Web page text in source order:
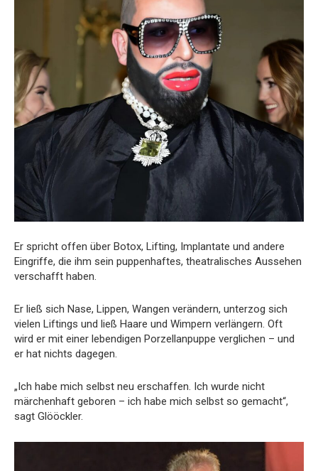
Er spricht offen über Botox, Lifting, Implantate und andere
Eingriffe, die ihm sein puppenhaftes, theatralisches Aussehen
verschafft haben.
Er ließ sich Nase, Lippen, Wangen verändern, unterzog sich
vielen Liftings und ließ Haare und Wimpern verlängern. Oft
wird er mit einer lebendigen Porzellanpuppe verglichen – und
er hat nichts dagegen.
„Ich habe mich selbst neu erschaffen. Ich wurde nicht
märchenhaft geboren – ich habe mich selbst so gemacht“,
sagt Glööckler.